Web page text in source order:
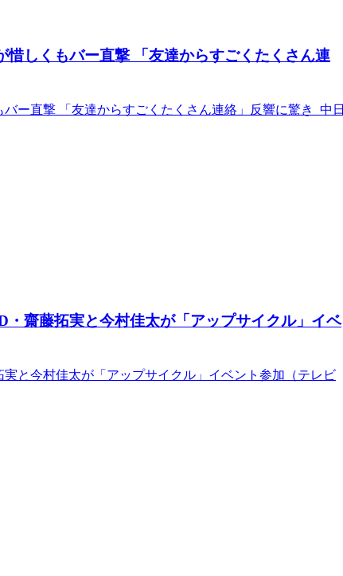
しくもバー直撃 「友達からすごくたくさん連
ー直撃 「友達からすごくたくさん連絡」反響に驚き 中日
齋藤拓実と今村佳太が「アップサイクル」イベ
と今村佳太が「アップサイクル」イベント参加（テレビ